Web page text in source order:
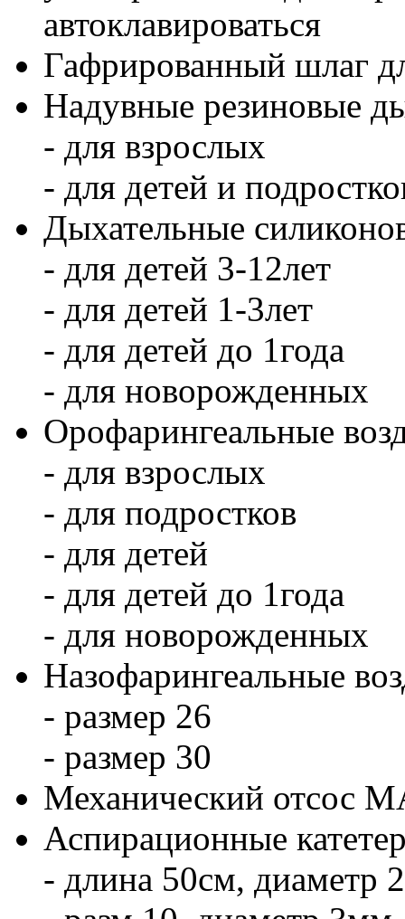
автоклавироваться
Гафрированный шлаг
Надувные резиновые
- для взрослых
- для детей и
Дыхательные
- для детей 3-12лет
- для детей 1-3лет
- для детей до 1года
- для новорожденных
Орофарингеальные
- для взрослых
- для подростков
- для детей
- для детей до 1года
- для новорожденных
Назофарингеальные
- размер 26
- размер 30
Механический отсос
Аспирационные
- длина 50см, диаметр